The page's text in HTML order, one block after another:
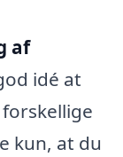
af
idé at
kun, at du